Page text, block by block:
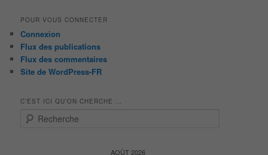
POUR VOUS CONNECTER
Connexion
Flux des publications
Flux des commentaires
Site de WordPress-FR
C’EST ICI QU’ON CHERCHE …
AOÛT 2026